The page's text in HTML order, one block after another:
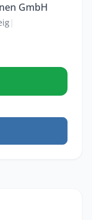
GmbH
|